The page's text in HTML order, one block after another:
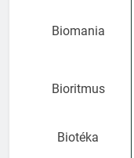
Biomania
Bioritmus
Biotéka